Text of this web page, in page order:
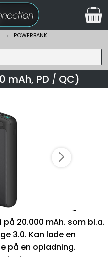
POWERBANK
mAh, PD / QC)
20.000 mAh. som bl.a.
3.0. Kan lade en
på en opladning.